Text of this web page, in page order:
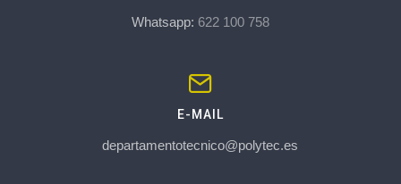
Whatsapp: 622 100 758
E-MAIL
departamentotecnico@polytec.es